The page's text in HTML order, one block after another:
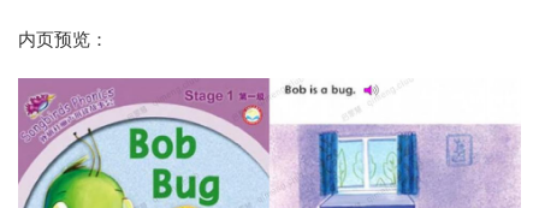
内页预览：